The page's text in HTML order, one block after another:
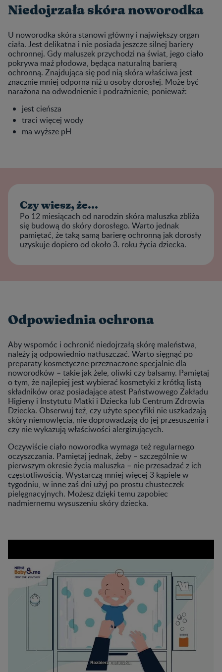
Niedojrzała skóra noworodka
U noworodka skóra stanowi główny i największy organ
ciała. Jest delikatna i nie posiada jeszcze silnej bariery
ochronnej. Gdy maluszek przychodzi na świat, jego ciało
pokrywa maź płodowa, będąca naturalną barierą
ochronną. Znajdująca się pod nią skóra właściwa jest
znacznie mniej odporna niż u osoby dorosłej. Może być
narażona na odwodnienie i podrażnienie, ponieważ:
jest cieńsza
traci więcej wody
ma wyższe pH
Czy wiesz, że...
Po 12 miesiącach od narodzin skóra maluszka zbliża
się budową do skóry dorosłego. Warto jednak
pamiętać, że taką samą barierę ochronną jak dorosły
uzyskuje dopiero od około 3. roku życia dziecka.
Odpowiednia ochrona
Aby wspomóc i ochronić niedojrzałą skórę maleństwa,
należy ją odpowiednio natłuszczać. Warto sięgnąć po
preparaty kosmetyczne przeznaczone specjalnie dla
noworodków – takie jak żele, oliwki czy balsamy. Pamiętaj
o tym, że najlepiej jest wybierać kosmetyki z krótką listą
składników oraz posiadające atest Państwowego Zakładu
Higieny i Instytutu Matki i Dziecka lub Centrum Zdrowia
Dziecka. Obserwuj też, czy użyte specyfiki nie uszkadzają
skóry niemowlęcia, nie doprowadzają do jej przesuszenia i
czy nie wykazują właściwości alergizujących.
Oczywiście ciało noworodka wymaga też regularnego
oczyszczania. Pamiętaj jednak, żeby – szczególnie w
pierwszym okresie życia maluszka – nie przesadzać z ich
częstotliwością. Wystarczą mniej więcej 3 kąpiele w
tygodniu, w inne zaś dni użyj po prostu chusteczek
pielęgnacyjnych. Możesz dzięki temu zapobiec
nadmiernemu wysuszeniu skóry dziecka.